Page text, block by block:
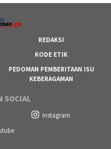
REDAKSI
KODE ETIK
PEDOMAN PEMBERITAAN ISU
KEBERAGAMAN
SOCIAL
Instagram